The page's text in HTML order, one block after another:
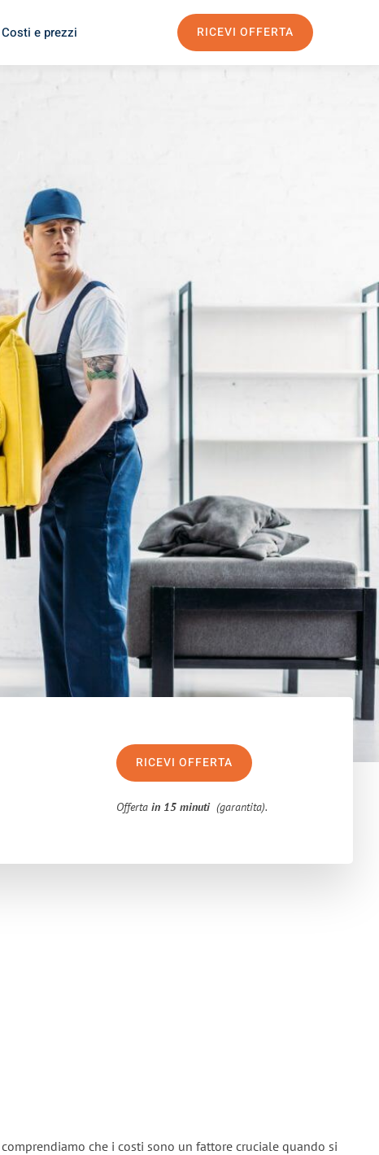
Costi e prezzi RICEVI OFFERTA
RICEVI OFFERTA
Offertain 15 minuti (garantita).
che i costi sono un fattore cruciale quando si